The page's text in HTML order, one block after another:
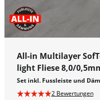
All-in Multilayer
light Fliese 8,0/
Set inkl. Fussleiste und
2 Bewertungen